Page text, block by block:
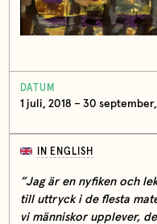
DATUM
1 juli, 2018 – 30 september,
IN ENGLISH
”Jag är en nyfiken och
till uttryck i de flesta
vi människor upplever,